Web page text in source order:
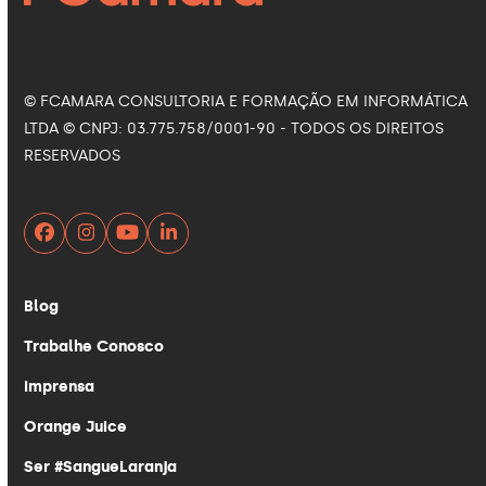
© FCAMARA CONSULTORIA E FORMAÇÃO EM INFORMÁTICA
LTDA © CNPJ: 03.775.758/0001-90 - TODOS OS DIREITOS
RESERVADOS
Facebook
Instagram
YouTubeLinkedIn
Blog
Trabalhe Conosco
Imprensa
Orange Juice
Ser #SangueLaranja